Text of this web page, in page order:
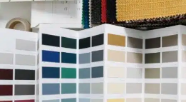
Contact
Mode sombre